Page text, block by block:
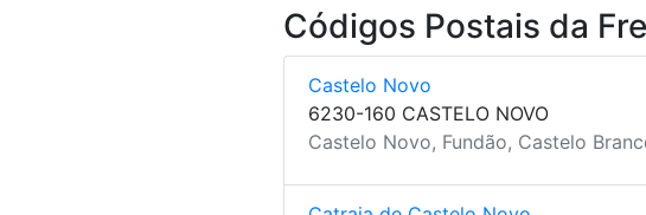
Códigos Postais da
Castelo Novo
6230-160 CASTELO NOVO
Castelo Novo, Fundão, Castelo